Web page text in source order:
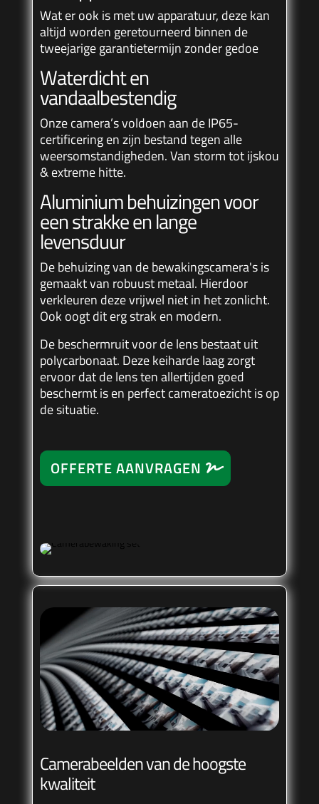
Wat er ook is met uw apparatuur, deze kan
altijd worden geretourneerd binnen de
tweejarige garantietermijn zonder gedoe
Waterdicht en
vandaalbestendig
Onze camera’s voldoen aan deIP65-
certificeringen zijn bestand tegen alle
weersomstandigheden. Van storm tot ijskou
& extreme hitte.
Aluminium behuizingen voor
een strakke en lange
levensduur
De behuizing van de bewakingscamera's is
gemaakt van robuust metaal. Hierdoor
verkleuren deze vrijwel niet in het zonlicht.
Ook oogt dit erg strak en modern.
De beschermruit voor de lens bestaat uit
polycarbonaat. Deze keiharde laag zorgt
ervoor dat de lens ten allertijden goed
beschermt is en perfect cameratoezicht is op
de situatie.
OFFERTE AANVRAGEN
Camerabeelden van de hoogste
kwaliteit